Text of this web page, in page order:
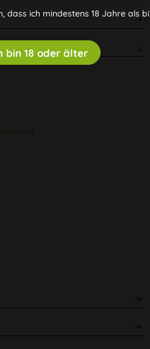
dass ich mindestens 18 Jahre als
bin 18 oder älter